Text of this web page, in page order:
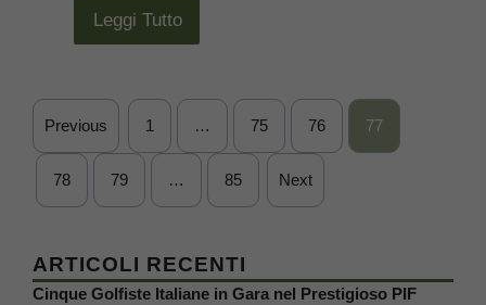
Leggi Tutto
Previous 1 … 75 76 77
78 79 … 85 Next
ARTICOLI RECENTI
Cinque Golfiste Italiane in Gara nel Prestigioso PIF